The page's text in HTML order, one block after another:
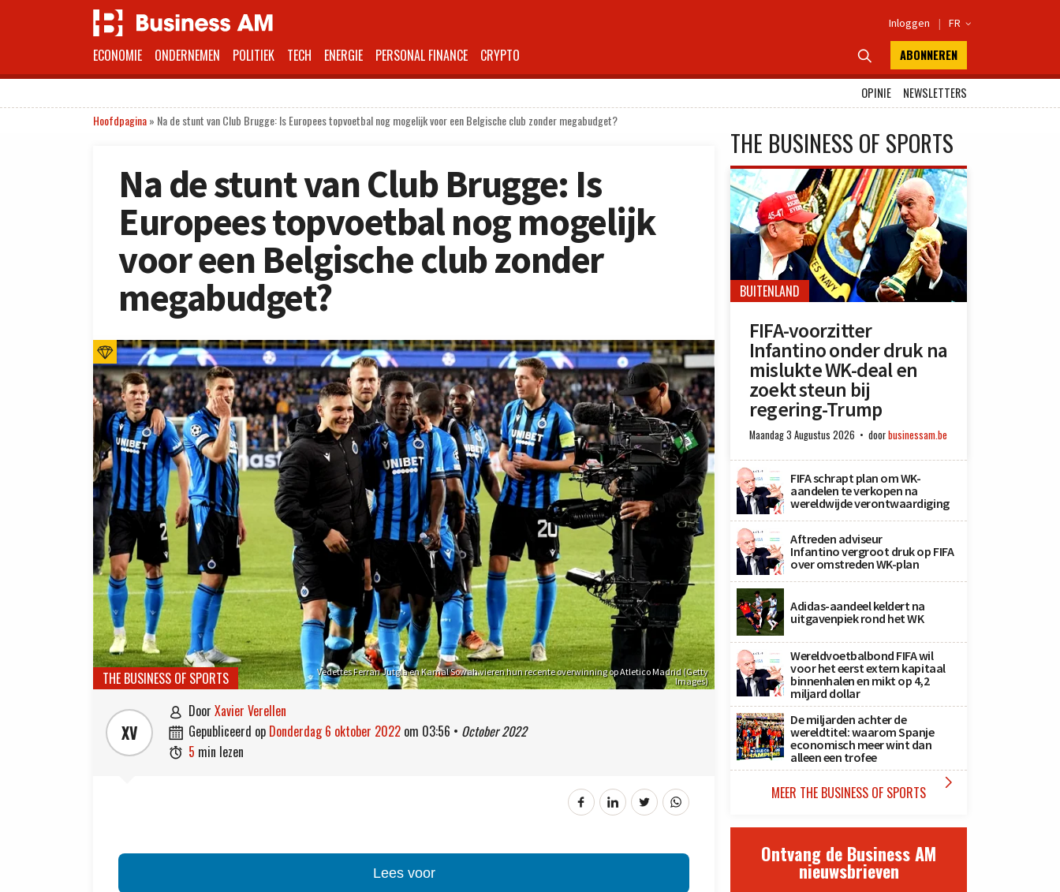
Inloggen | FR 
ECONOMIE ONDERNEMEN POLITIEK TECH ENERGIE PERSONAL FINANCE CRYPTO  ABONNEREN
OPINIE
NEWSLETTERS
Hoofdpagina» Na de stunt van Club Brugge: Is Europees topvoetbal nog mogelijk voor een Belgische club zonder megabudget?
Na de stunt van Club Brugge: Is
Europees topvoetbal nog mogelijk
voor een Belgische club zonder
megabudget?
Vedettes Ferran Jutgla en Kamal Sowah vieren hun recente overwinning op Atletico Madrid (Getty
Images)
THE BUSINESS OF SPORTS
XV
 door Xavier Verellen
 gepubliceerd op donderdag 6 oktober 2022 om 03:56 • October 2022
 5 min lezen
Lees voor
THE BUSINESS OF SPORTS
BUITENLAND
FIFA-voorzitter
Infantino onder druk na
mislukte WK-deal en
zoekt steun bij
regering-Trump
Maandag 3 Augustus 2026 doorbusinessam.be
FIFA schrapt plan om WK-
aandelen te verkopen na
wereldwijde verontwaardiging
Aftreden adviseur
Infantino vergroot druk op FIFA
over omstreden WK-plan
Adidas-aandeel keldert na
uitgavenpiek rond het WK
Wereldvoetbalbond FIFA wil
voor het eerst extern kapitaal
binnenhalen en mikt op 4,2
miljard dollar
De miljarden achter de
wereldtitel: waarom Spanje
economisch meer wint dan
alleen een trofee
MEER THE BUSINESS OF SPORTS 
Ontvang de Business AM
nieuwsbrieven